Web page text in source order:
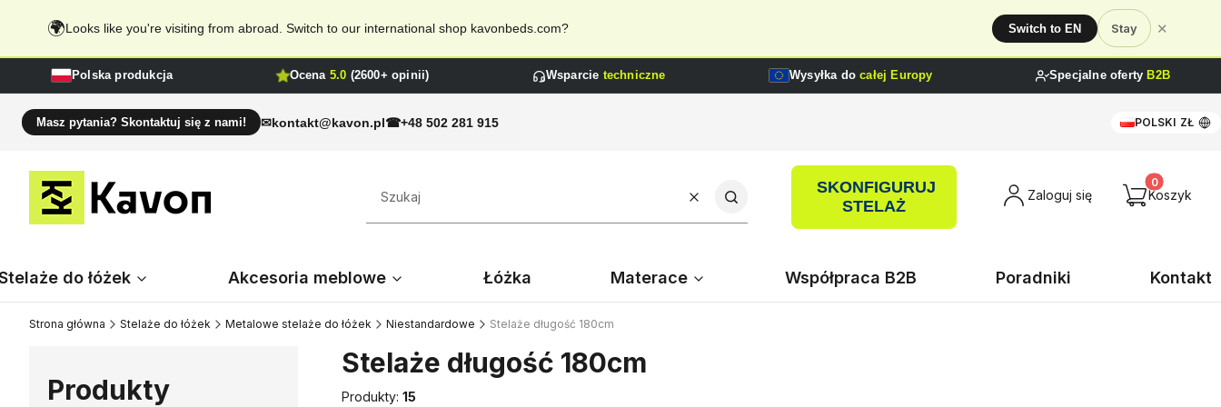
🌍Looks like you're visiting from abroad. Switch to our international shop kavonbeds.com? Switch to EN Stay ✕
Polska produkcja Ocena 5.0 (2600+ opinii) Wsparcie techniczne Wysyłka docałej Europy Specjalne oferty B2B
Masz pytania? Skontaktuj się z nami! kontakt@kavon.pl +48 502 281 915 POLSKI ZŁ
WyczyśćSzukaj
SKONFIGURUJ
STELAŻ
Zaloguj się Produkty w
Koszyk
do łóżek Akcesoria meblowe Łóżka Materace Współpraca B2B Poradniki Kontakt
Strona główna Stelaże do łóżek Metalowe stelaże do łóżek Niestandardowe Stelaże długość 180cm
Produkty
Stelaże długość 180cm
Produkty: 15